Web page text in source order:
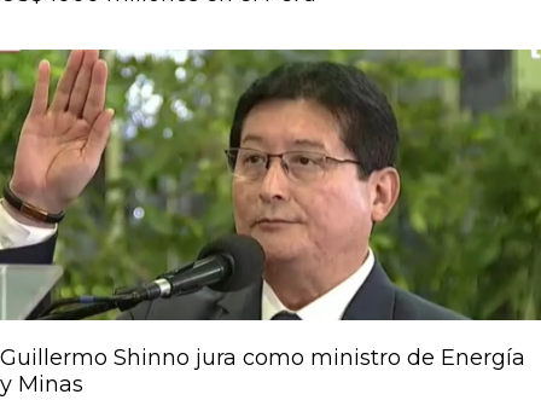
Guillermo Shinno jura como ministro de Energía
y Minas